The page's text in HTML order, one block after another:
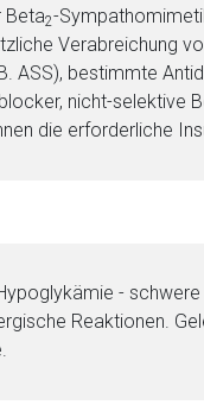
Beta2-
Verabreichung
ASS), bestimmte
nicht-
die erforderliche
-
Reaktionen.